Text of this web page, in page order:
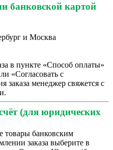
банковской картой
и Москва
в пункте «Способ оплаты»
«Согласовать с
заказа менеджер свяжется с
(для юридических
товары банковским
заказа выберите в